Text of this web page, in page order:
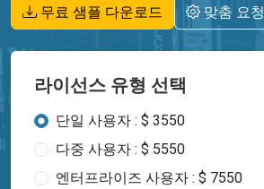
무료 샘플 다운로드 맞춤 요청
라이선스 유형 선택
단일 사용자 : $ 3550
다중 사용자 : $ 5550
엔터프라이즈 사용자 : $ 7550